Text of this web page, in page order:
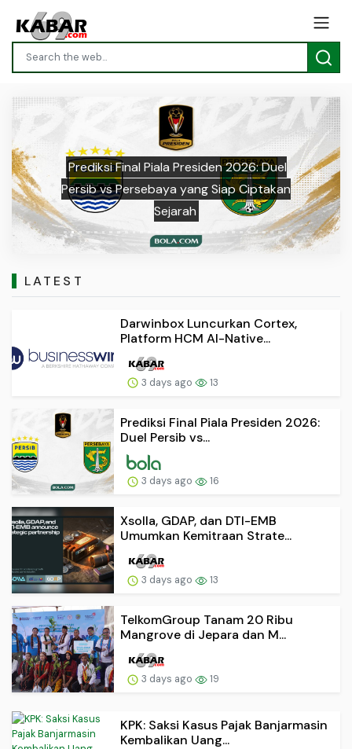
Prediksi Final Piala Presiden 2026: Duel
Persib vs Persebaya yang Siap Ciptakan
Sejarah
Previous Next
LATEST
Darwinbox Luncurkan Cortex,
Platform HCM AI-Native...
3 days ago 13
Prediksi Final Piala Presiden 2026:
Duel Persib vs...
3 days ago 16
Xsolla, GDAP, dan DTI-EMB
Umumkan Kemitraan Strate...
3 days ago 13
TelkomGroup Tanam 20 Ribu
Mangrove di Jepara dan M...
3 days ago 19
KPK: Saksi Kasus Pajak Banjarmasin
Kembalikan Uang...